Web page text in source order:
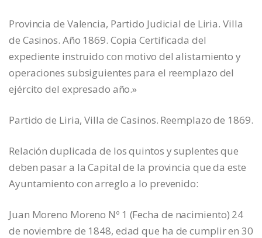
Provincia de Valencia, Partido Judicial de Liria. Villa
de Casinos. Año 1869. Copia Certificada del
expediente instruido con motivo del alistamiento y
operaciones subsiguientes para el reemplazo del
ejército del expresado año.»
Partido de Liria, Villa de Casinos. Reemplazo de 1869.
Relación duplicada de los quintos y suplentes que
deben pasar a la Capital de la provincia que da este
Ayuntamiento con arreglo a lo prevenido:
Juan Moreno Moreno Nº 1 (Fecha de nacimiento) 24
de noviembre de 1848, edad que ha de cumplir en 30